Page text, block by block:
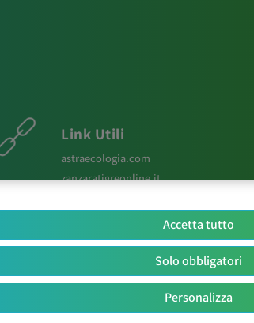
Link Utili
astraecologia.com
zanzaratigreonline.it
meteosystem.com
Accetta tutto
Solo obbligatori
Personalizza